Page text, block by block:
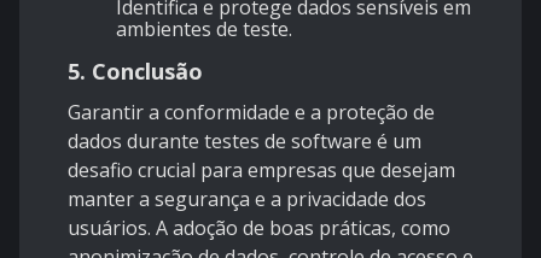
Identifica e protege dados sensíveis em
ambientes de teste.
5. Conclusão
Garantir a conformidade e a proteção de
dados durante testes de software é um
desafio crucial para empresas que desejam
manter a segurança e a privacidade dos
usuários. A adoção de boas práticas, como